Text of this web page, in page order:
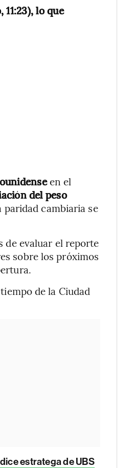
lo que
en el
del peso
cambiaria se
de evaluar el reporte
sobre los próximos
de la Ciudad
estratega de UBS